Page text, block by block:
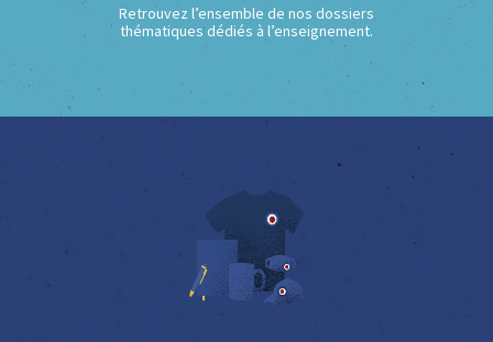
Retrouvez l’ensemble de nos dossiers
thématiques dédiés à l’enseignement.